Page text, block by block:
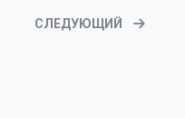
СЛЕДУЮЩИЙ